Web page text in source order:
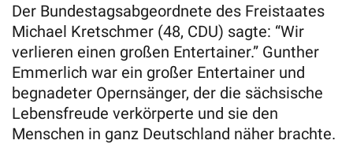
Der Bundestagsabgeordnete des Freistaates
Michael Kretschmer (48, CDU) sagte: “Wir
verlieren einen großen Entertainer.” Gunther
Emmerlich war ein großer Entertainer und
begnadeter Opernsänger, der die sächsische
Lebensfreude verkörperte und sie den
Menschen in ganz Deutschland näher brachte.